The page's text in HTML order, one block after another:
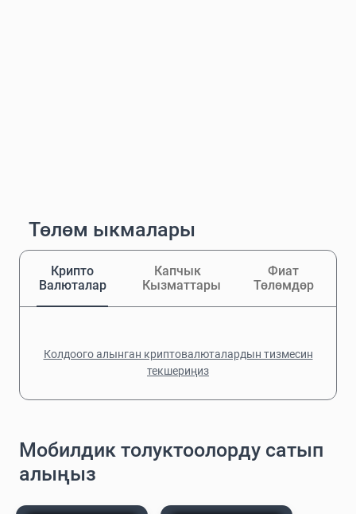
Төлөм ыкмалары
Крипто
Валюталар
Капчык
Кызматтары
Фиат
Төлөмдөр
Колдоого алынган криптовалюталардын тизмесин
текшериңиз
Мобилдик толуктоолорду сатып
алыңыз